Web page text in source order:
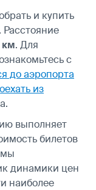
и купить
Расстояние
км. Для
с
до аэропорта
из
выполняет
билетов
мы
динамики цен
наиболее